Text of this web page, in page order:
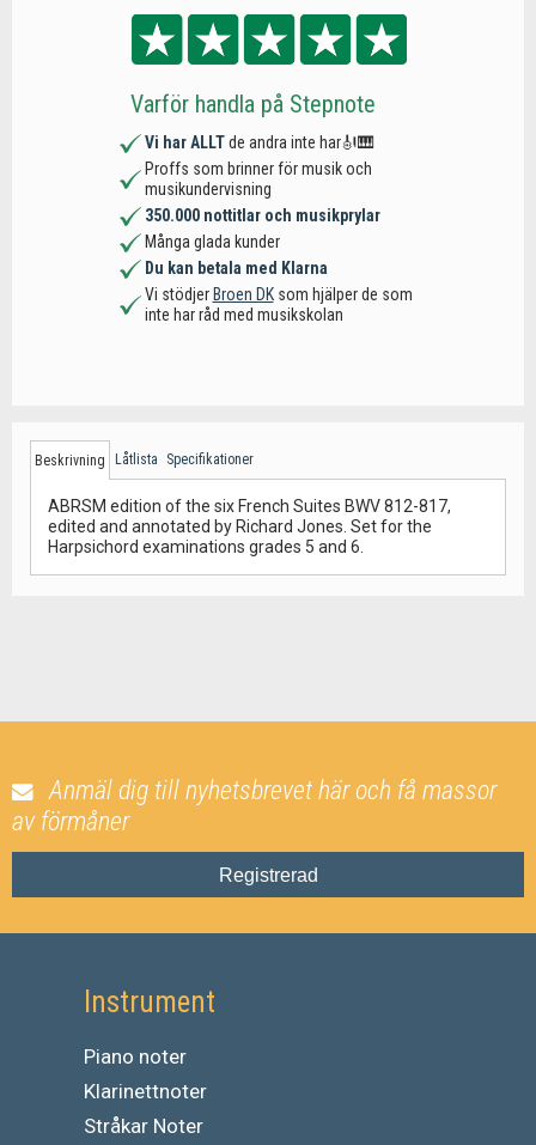
Varför handla på Stepnote
Vi har ALLTde andra inte har🎻🎹
Proffs som brinner för musik och
musikundervisning
350.000 nottitlar och musikprylar
Många glada kunder
Du kan betala med Klarna
Vi stödjer Broen DKsom hjälper de som
inte har råd med musikskolan
Beskrivning Låtlista Specifikationer
ABRSM edition of the six French Suites BWV 812-817,
edited and annotated by Richard Jones. Set for the
Harpsichord examinations grades 5 and 6.
Anmäl dig till nyhetsbrevet här och få massor
av förmåner
Registrerad
Instrument
Piano noter
Klarinettnoter
Stråkar Noter